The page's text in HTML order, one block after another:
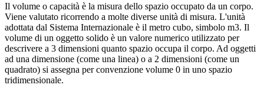
Il volume o capacità è la misura dello spazio occupato da un corpo.
Viene valutato ricorrendo a molte diverse unità di misura. L'unità
adottata dal Sistema Internazionale è il metro cubo, simbolo m3. Il
volume di un oggetto solido è un valore numerico utilizzato per
descrivere a 3 dimensioni quanto spazio occupa il corpo. Ad oggetti
ad una dimensione (come una linea) o a 2 dimensioni (come un
quadrato) si assegna per convenzione volume 0 in uno spazio
tridimensionale.